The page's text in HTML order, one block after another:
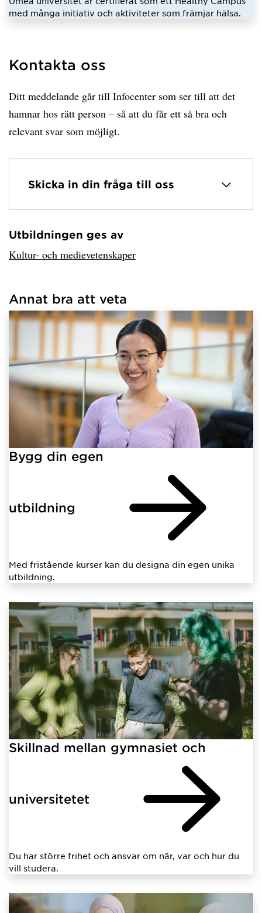
med många initiativ och aktiviteter som främjar hälsa.
Kontakta oss
Ditt meddelande går till Infocenter som ser till att det
hamnar hos rätt person – så att du får ett så bra och
relevant svar som möjligt.
Skicka in din fråga till oss
Har hämtat avsändare.
Utbildningen ges av
Kultur- och medievetenskaper
hämtat länkar.
Annat bra att veta
Bygg din egen
utbildning
Med fristående kurser kan du designa din egen unika
utbildning.
Skillnad mellan gymnasiet och
universitetet
Du har större frihet och ansvar om när, var och hur du
vill studera.